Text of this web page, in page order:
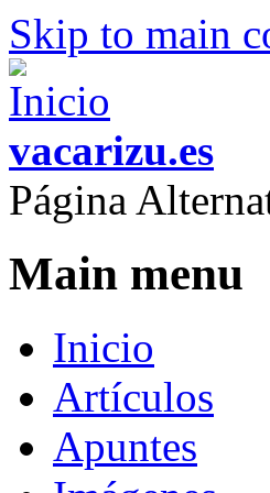
Skip to main
vacarizu.es
Página
Main menu
Inicio
Artículos
Apuntes